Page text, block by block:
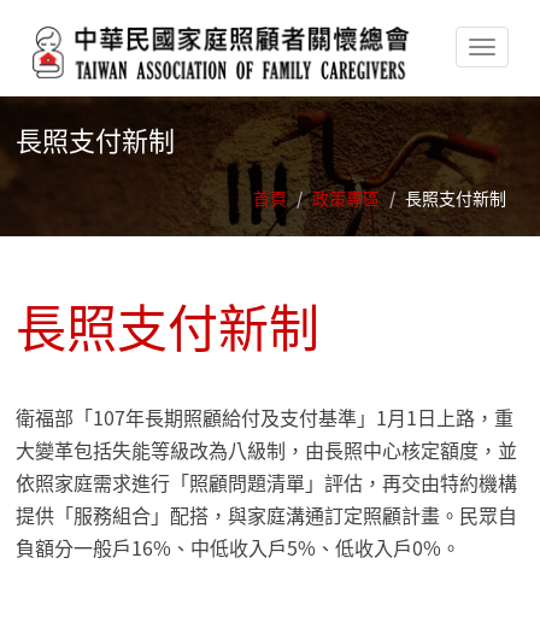
長照支付新制
首頁 / 政策專區 / 長照支付新制
長照支付新制
衛福部「107年長期照顧給付及支付基準」1月1日上路，重
大變革包括失能等級改為八級制，由長照中心核定額度，並
依照家庭需求進行「照顧問題清單」評估，再交由特約機構
提供「服務組合」配搭，與家庭溝通訂定照顧計畫。民眾自
負額分一般戶16%、中低收入戶5%、低收入戶0%。